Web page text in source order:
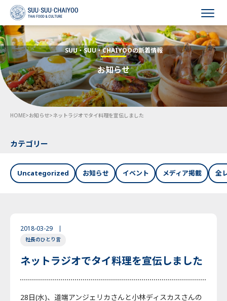
HOME
会社概要
事業内容
採用情報
お知らせ
お問い合わせ
English
SUU・SUU・CHAIYOOの新着情報
お知らせ
HOME>お知らせ>ネットラジオでタイ料理を宣伝しました
カテゴリー
Uncategorized お知らせ イベント メディア掲載 全
2018-03-29
社長のひとり言
ネットラジオでタイ料理を宣伝しました
28日(水)、道端アンジェリカさんと小林ディスカスさんの